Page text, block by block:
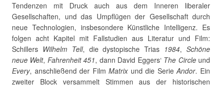
Tendenzen mit Druck auch aus dem Inneren liberaler
Gesellschaften, und das Umpflügen der Gesellschaft durch
neue Technologien, insbesondere Künstliche Intelligenz. Es
folgen acht Kapitel mit Fallstudien aus Literatur und Film:
Schillers Wilhelm Tell, die dystopische Trias 1984,Schöne
neue Welt, Fahrenheit 451, dann David Eggers‘ The Circleund
Every, anschließend der FilmMatrix und die SerieAndor. Ein
zweiter Block versammelt Stimmen aus der historischen